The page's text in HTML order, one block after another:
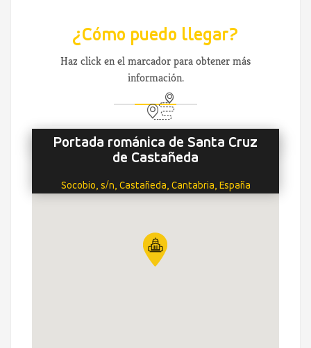
¿Cómo puedo llegar?
Haz click en el marcador para obtener más
información.
Portada románica de Santa Cruz
de Castañeda
Socobio, s/n, Castañeda, Cantabria, España